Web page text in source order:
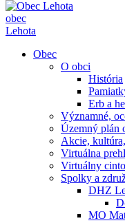
obec
Lehota
Obec
O obci
História
Erb a
Významné,
Územný plán
Akcie,
Virtuálna
Virtuálny
Spolky a
DHZ
MO